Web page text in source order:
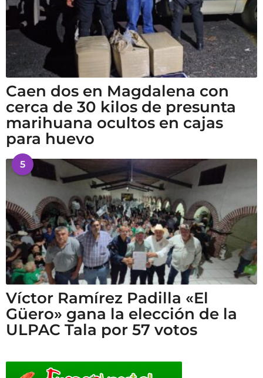
Caen dos en Magdalena con
cerca de 30 kilos de presunta
marihuana ocultos en cajas
para huevo
5
Víctor Ramírez Padilla «El
Güero» gana la elección de la
ULPAC Tala por 57 votos